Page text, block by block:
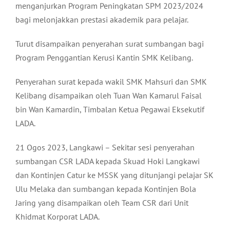
menganjurkan Program Peningkatan SPM 2023/2024
bagi melonjakkan prestasi akademik para pelajar.
Turut disampaikan penyerahan surat sumbangan bagi
Program Penggantian Kerusi Kantin SMK Kelibang.
Penyerahan surat kepada wakil SMK Mahsuri dan SMK
Kelibang disampaikan oleh Tuan Wan Kamarul Faisal
bin Wan Kamardin, Timbalan Ketua Pegawai Eksekutif
LADA.
21 Ogos 2023, Langkawi – Sekitar sesi penyerahan
sumbangan CSR LADA kepada Skuad Hoki Langkawi
dan Kontinjen Catur ke MSSK yang ditunjangi pelajar SK
Ulu Melaka dan sumbangan kepada Kontinjen Bola
Jaring yang disampaikan oleh Team CSR dari Unit
Khidmat Korporat LADA.